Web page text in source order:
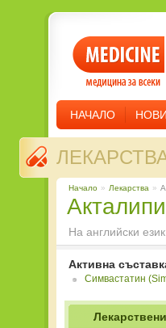
НАЧАЛО
Начало » Лекарства »
На английски
Активна
Симвастатин